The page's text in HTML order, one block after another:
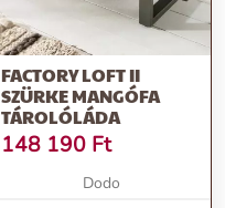
FACTORY LOFT II
SZÜRKE MANGÓFA
TÁROLÓLÁDA
148 190 Ft
Dodo